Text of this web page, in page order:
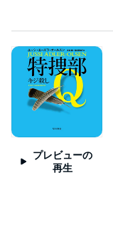
プレビューの
再生